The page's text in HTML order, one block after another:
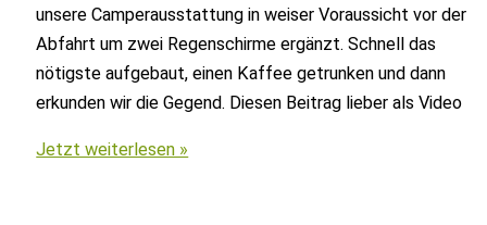
unsere Camperausstattung in weiser Voraussicht vor der
Abfahrt um zwei Regenschirme ergänzt. Schnell das
nötigste aufgebaut, einen Kaffee getrunken und dann
erkunden wir die Gegend. Diesen Beitrag lieber als Video
3
Jetzt weiterlesen »